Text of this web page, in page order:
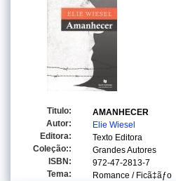
Titulo:
AMANHECER
Autor:
Elie Wiesel
Editora:
Texto Editora
Coleção::
Grandes Autores
ISBN:
972-47-2813-7
Tema:
Romance / Ficã‡ãƒo